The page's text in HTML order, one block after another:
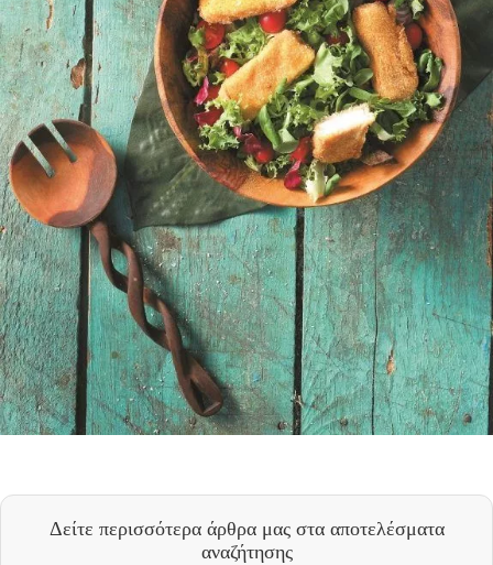
Δείτε περισσότερα άρθρα μας στα αποτελέσματα
αναζήτησης